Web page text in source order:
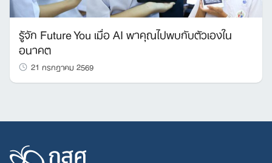
รู้จัก Future You เมื่อ AI พาคุณไปพบกับตัวเองใน
อนาคต
21 กรกฎาคม 2569